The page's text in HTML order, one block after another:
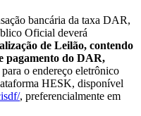
bancária da taxa DAR,
Oficial deverá
de Leilão, contendo
pagamento do DAR,
para o endereço eletrônico
HESK, disponível
, preferencialmente em